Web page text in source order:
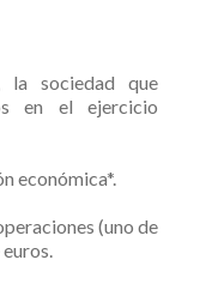
la sociedad que
en el ejercicio
económica*.
(uno de